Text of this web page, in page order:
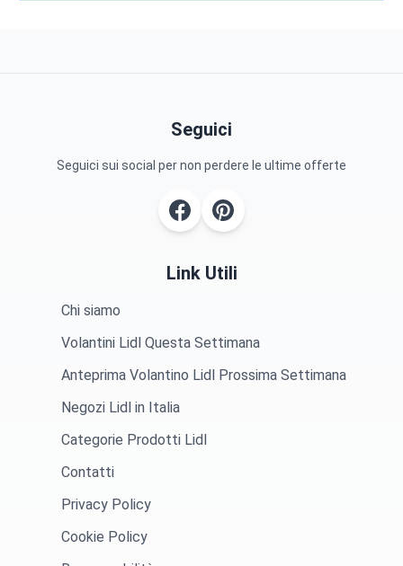
Seguici
Seguici sui social per non perdere le ultime offerte
Link Utili
Chi siamo
Volantini Lidl Questa Settimana
Anteprima Volantino Lidl Prossima Settimana
Negozi Lidl in Italia
Categorie Prodotti Lidl
Contatti
Privacy Policy
Cookie Policy